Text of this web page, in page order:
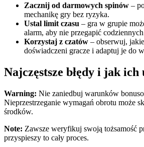
Zacznij od darmowych spinów –
mechanikę gry bez ryzyka.
Ustal limit czasu – gra w grupie
alarm, aby nie przegapić
Korzystaj z czatów – obserwuj,
doświadczeni gracze i adaptuj je do
Najczęstsze błędy i jak ich
Warning: Nie zaniedbuj warunków
Nieprzestrzeganie wymagań obrotu może
środków.
Note: Zawsze weryfikuj swoją tożsamość
przyspieszy to cały proces.